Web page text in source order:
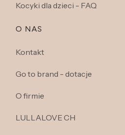
Kocyki dla dzieci - FAQ
O NAS
Kontakt
Go to brand - dotacje
O firmie
LULLALOVE CH